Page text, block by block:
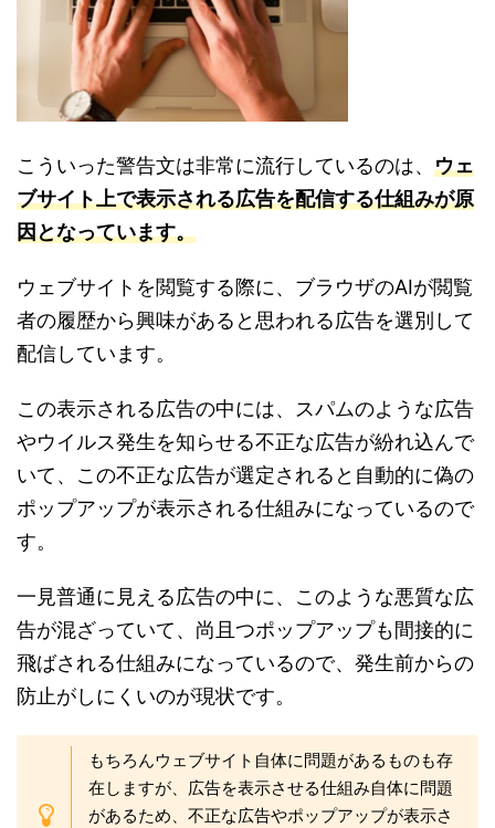
こういった警告文は非常に流行しているのは、 ウェ
ブサイト上で表示される広告を配信する仕組みが原
因となっています。
ウェブサイトを閲覧する際に、ブラウザのAIが閲覧
者の履歴から興味があると思われる広告を選別して
配信しています。
この表示される広告の中には、スパムのような広告
やウイルス発生を知らせる不正な広告が紛れ込んで
いて、この不正な広告が選定されると自動的に偽の
ポップアップが表示される仕組みになっているので
す。
一見普通に見える広告の中に、このような悪質な広
告が混ざっていて、尚且つポップアップも間接的に
飛ばされる仕組みになっているので、発生前からの
防止がしにくいのが現状です。
もちろんウェブサイト自体に問題があるものも存
在しますが、広告を表示させる仕組み自体に問題
があるため、不正な広告やポップアップが表示さ